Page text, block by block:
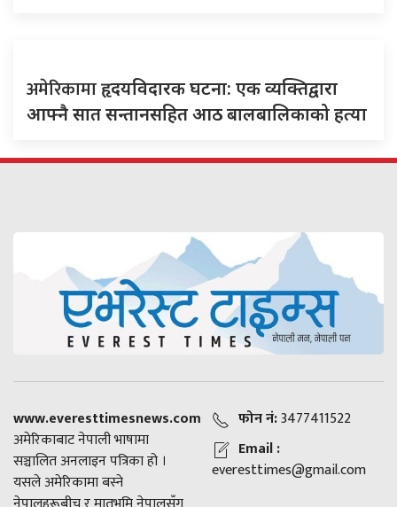
अमेरिकामाहृदयविदारक घटना: एक व्यक्तिद्वारा
आफ्नै सात सन्तानसहित आठ बालबालिकाको हत्या
www.everesttimesnews.com
अमेरिकाबाट नेपाली भाषामा
सञ्चालित अनलाइन पत्रिका हो ।
यसले अमेरिकामा बस्ने
फोन नं:3477411522
Email :
everesttimes@gmail.com